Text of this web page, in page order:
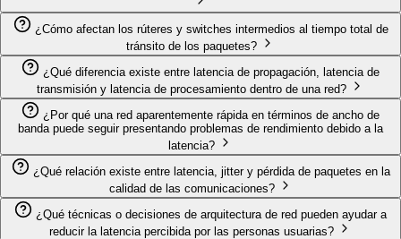
¿Cómo afectan los rúteres y switches intermedios al tiempo total de
tránsito de los paquetes?
¿Qué diferencia existe entre latencia de propagación, latencia de
transmisión y latencia de procesamiento dentro de una red?
¿Por qué una red aparentemente rápida en términos de ancho de
banda puede seguir presentando problemas de rendimiento debido a la
latencia?
¿Qué relación existe entre latencia, jitter y pérdida de paquetes en la
calidad de las comunicaciones?
¿Qué técnicas o decisiones de arquitectura de red pueden ayudar a
reducir la latencia percibida por las personas usuarias?